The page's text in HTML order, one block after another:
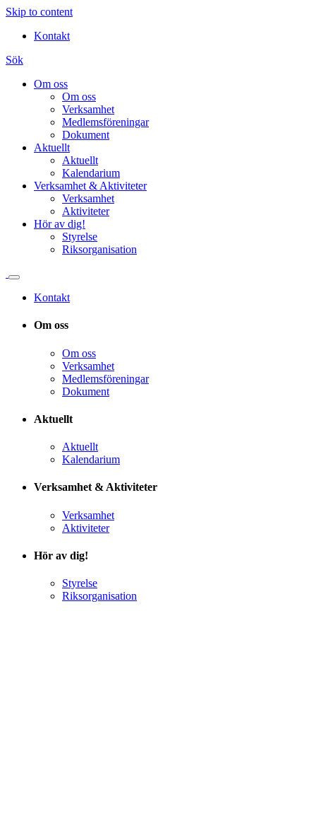
Skip to content
Kontakt
Sök
Om oss
Om oss
Verksamhet
Medlemsföreningar
Dokument
Aktuellt
Aktuellt
Kalendarium
Verksamhet & Aktiviteter
Verksamhet
Aktiviteter
Hör av dig!
Styrelse
Riksorganisation
Kontakt
Om oss
Om oss
Verksamhet
Medlemsföreningar
Dokument
Aktuellt
Aktuellt
Kalendarium
Verksamhet & Aktiviteter
Verksamhet
Aktiviteter
Hör av dig!
Styrelse
Riksorganisation